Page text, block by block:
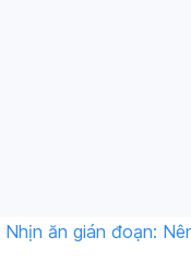
Nhịn ăn gián đoạn: